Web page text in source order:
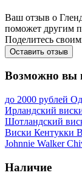
Ваш отзыв о
поможет другим
Поделитесь
Оставить отзыв
Возможно вы
до 2000 рублей
Ирландский
Шотландский
Виски Кентукки
Johnnie Walker
Наличие